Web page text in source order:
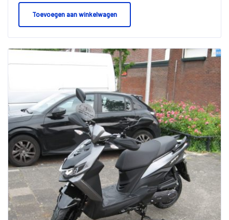
Toevoegen aan winkelwagen